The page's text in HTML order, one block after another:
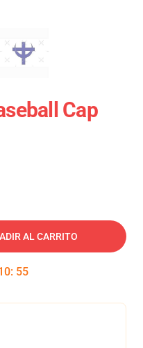
Cap
AL CARRITO
: 54